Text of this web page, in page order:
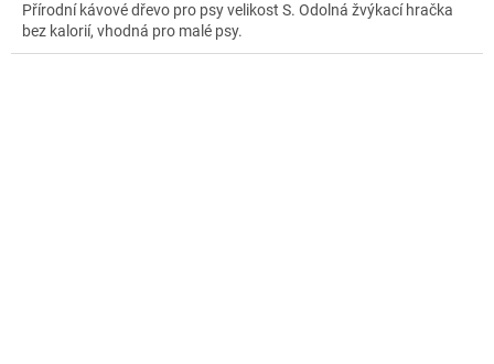
z
5
hvězdiček.
Přírodní kávové dřevo pro psy velikost S. Odolná žvýkací hračka
bez kalorií, vhodná pro malé psy.